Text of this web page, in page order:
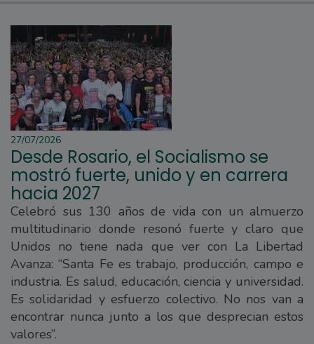
27/07/2026
Desde Rosario, el Socialismo se
mostró fuerte, unido y en carrera
hacia 2027
Celebró sus 130 años de vida con un almuerzo
multitudinario donde resonó fuerte y claro que
Unidos no tiene nada que ver con La Libertad
Avanza: “Santa Fe es trabajo, producción, campo e
industria. Es salud, educación, ciencia y universidad.
Es solidaridad y esfuerzo colectivo. No nos van a
encontrar nunca junto a los que desprecian estos
valores”.